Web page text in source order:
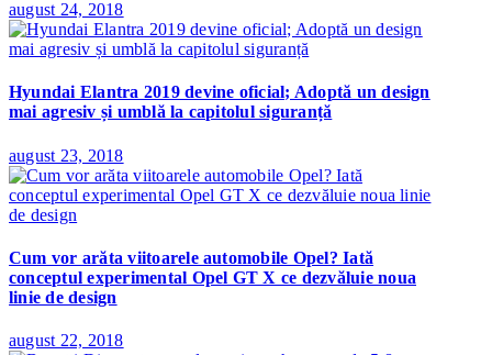
august 24, 2018
Hyundai Elantra 2019 devine oficial; Adoptă un design
mai agresiv și umblă la capitolul siguranță
august 23, 2018
Cum vor arăta viitoarele automobile Opel? Iată
conceptul experimental Opel GT X ce dezvăluie noua
linie de design
august 22, 2018